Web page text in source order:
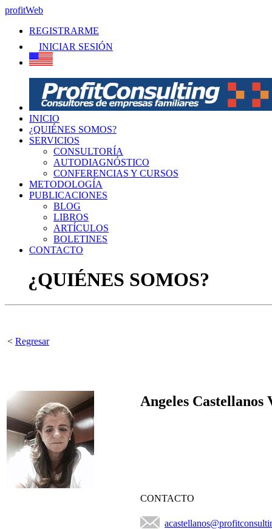
profitWeb
REGISTRARME
INICIAR SESIÓN
INICIO
¿QUIÉNES SOMOS?
SERVICIOS
CONSULTORÍA
AUTODIAGNÓSTICO
CONFERENCIAS Y CURSOS
METODOLOGÍA
PUBLICACIONES
BLOG
LIBROS
ARTÍCULOS
BOLETINES
CONTACTO
¿QUIÉNES SOMOS?
< Regresar
Angeles Castellanos
CONTACTO